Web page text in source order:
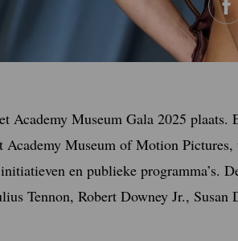
Academy Museum Gala 2025 plaats.
Academy Museum of Motion
en publieke programma’s.
Tennon, Robert Downey Jr., Susan